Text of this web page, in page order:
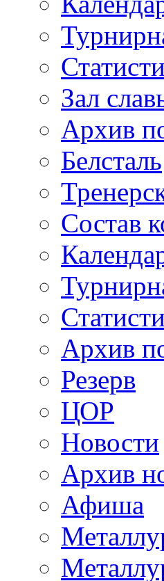
Зал
Архив
Белсталь
Состав
Архив
Резерв
ЦОР
Новости
Архив
Афиша